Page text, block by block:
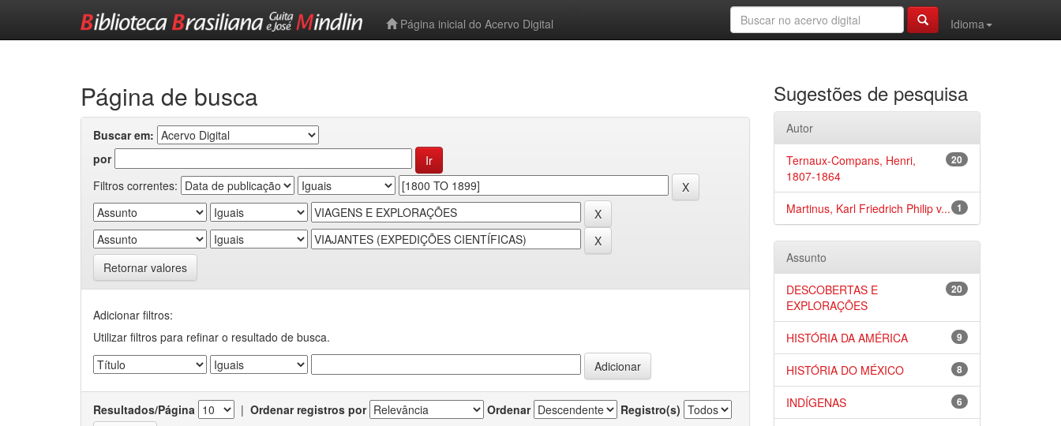
Página inicial do Acervo Digital
Idioma
Página de busca
Buscar em:
por
Filtros correntes:
Retornar valores
Adicionar filtros:
Utilizar filtros para refinar o resultado de busca.
Resultados/Página | Ordenar registros por Ordenar Registro(s)
Sugestões de pesquisa
Autor
20
Ternaux-Compans, Henri,
1807-1864
1
Martinus, Karl Friedrich Philip v...
Assunto
20
DESCOBERTAS E
EXPLORAÇÕES
9
HISTÓRIA DA AMÉRICA
8
HISTÓRIA DO MÉXICO
6
INDÍGENAS